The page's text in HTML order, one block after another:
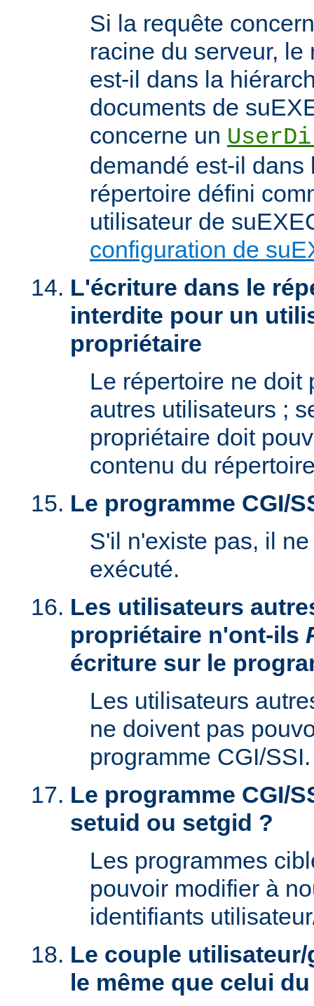
Si la requête
racine du serveur,
est-il dans la
documents de
concerne un
demandé est-il dans
répertoire défini
utilisateur de
configuration de
L'écriture dans le
interdite pour un
propriétaire
Le répertoire ne doit
autres utilisateurs ;
propriétaire doit
contenu du
Le programme CGI/
S'il n'existe pas, il
exécuté.
Les utilisateurs
propriétaire n'ont-ils
écriture sur le
Les utilisateurs
ne doivent pas
programme CGI/SSI.
Le programme CGI/
setuid ou setgid ?
Les programmes
pouvoir modifier à
identifiants
Le couple
le même que celui